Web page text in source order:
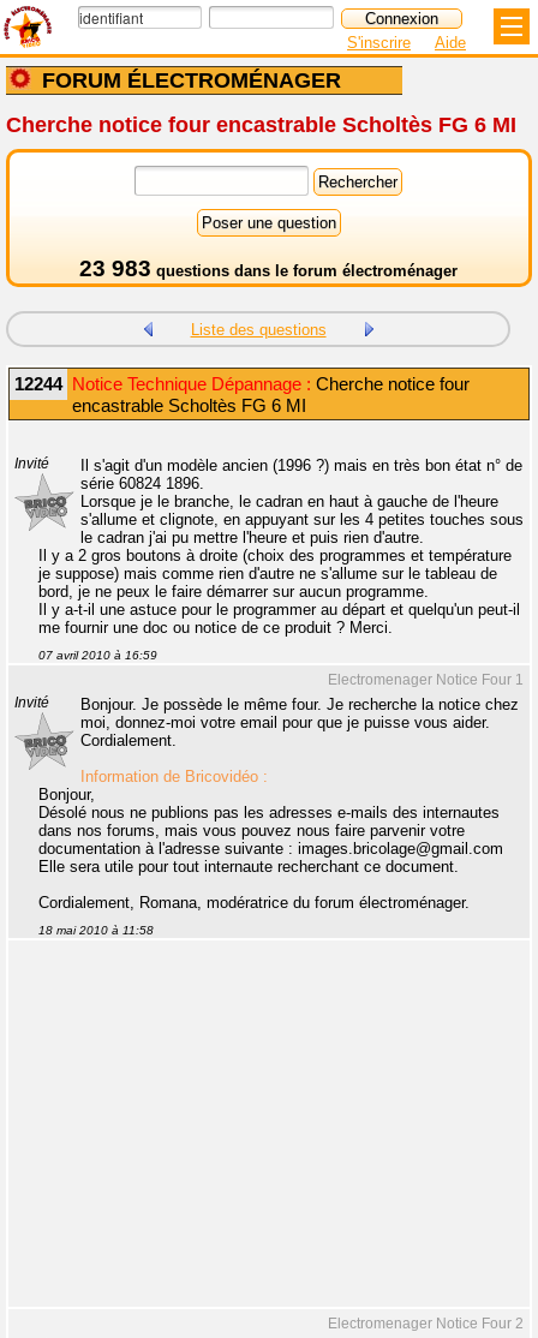
FORUM ÉLECTROMÉNAGER
S'inscrire Aide
Cherche notice four encastrable Scholtès FG 6 MI
23 983 questions dans le forum électroménager
Liste des questions
12244 Notice Technique Dépannage : Cherche notice four
encastrable Scholtès FG 6 MI
Invité
Il s'agit d'un modèle ancien (1996 ?) mais en très bon état n° de
série 60824 1896.
Lorsque je le branche, le cadran en haut à gauche de l'heure
s'allume et clignote, en appuyant sur les 4 petites touches sous
le cadran j'ai pu mettre l'heure et puis rien d'autre.
Il y a 2 gros boutons à droite (choix des programmes et température
je suppose) mais comme rien d'autre ne s'allume sur le tableau de
bord, je ne peux le faire démarrer sur aucun programme.
Il y a-t-il une astuce pour le programmer au départ et quelqu'un peut-il
me fournir une doc ou notice de ce produit ? Merci.
07 avril 2010 à 16:59
Electromenager Notice Four 1
Invité
Bonjour. Je possède le même four. Je recherche la notice chez
moi, donnez-moi votre email pour que je puisse vous aider.
Cordialement.
Information de Bricovidéo :
Bonjour,
Désolé nous ne publions pas les adresses e-mails des internautes
dans nos forums, mais vous pouvez nous faire parvenir votre
documentation à l'adresse suivante : images.bricolage@gmail.com
Elle sera utile pour tout internaute recherchant ce document.
Cordialement, Romana, modératrice du forum électroménager.
18 mai 2010 à 11:58
Electromenager Notice Four 2